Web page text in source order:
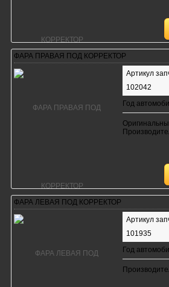
ФАРА ПРАВАЯ ПОД КОРРЕКТОР
Артикул
102042
Год
ФАРА ЛЕВАЯ ПОД КОРРЕКТОР
Артикул
101935
Год